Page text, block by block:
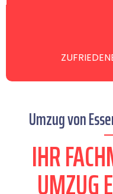
Umzug von
IHR
UMZUG